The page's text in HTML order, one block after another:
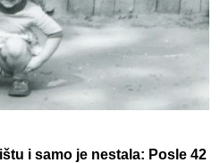
i samo je nestala: Posle 42